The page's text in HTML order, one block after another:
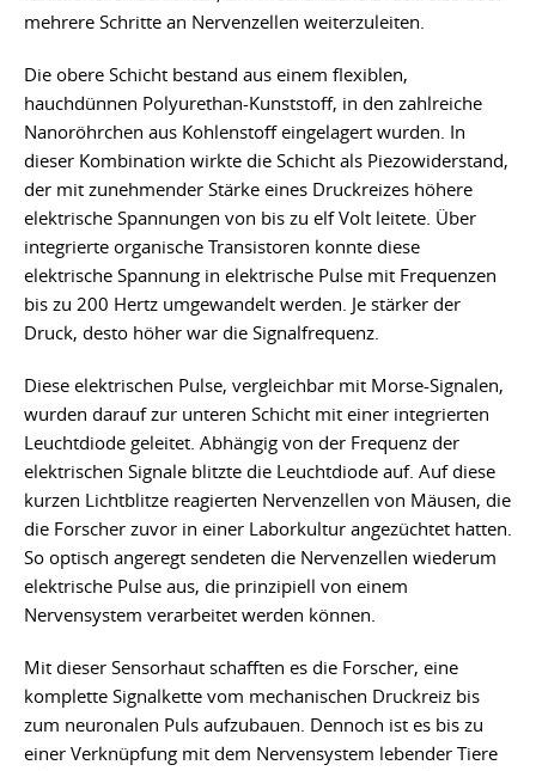
mehrere Schritte an Nervenzellen weiterzuleiten.
Die obere Schicht bestand aus einem flexiblen,
hauchdünnen Polyurethan-Kunststoff, in den zahlreiche
Nanoröhrchen aus Kohlenstoff eingelagert wurden. In
dieser Kombination wirkte die Schicht als Piezowiderstand,
der mit zunehmender Stärke eines Druckreizes höhere
elektrische Spannungen von bis zu elf Volt leitete. Über
integrierte organische Transistoren konnte diese
elektrische Spannung in elektrische Pulse mit Frequenzen
bis zu 200 Hertz umgewandelt werden. Je stärker der
Druck, desto höher war die Signalfrequenz.
Diese elektrischen Pulse, vergleichbar mit Morse-Signalen,
wurden darauf zur unteren Schicht mit einer integrierten
Leuchtdiode geleitet. Abhängig von der Frequenz der
elektrischen Signale blitzte die Leuchtdiode auf. Auf diese
kurzen Lichtblitze reagierten Nervenzellen von Mäusen, die
die Forscher zuvor in einer Laborkultur angezüchtet hatten.
So optisch angeregt sendeten die Nervenzellen wiederum
elektrische Pulse aus, die prinzipiell von einem
Nervensystem verarbeitet werden können.
Mit dieser Sensorhaut schafften es die Forscher, eine
komplette Signalkette vom mechanischen Druckreiz bis
zum neuronalen Puls aufzubauen. Dennoch ist es bis zu
einer Verknüpfung mit dem Nervensystem lebender Tiere